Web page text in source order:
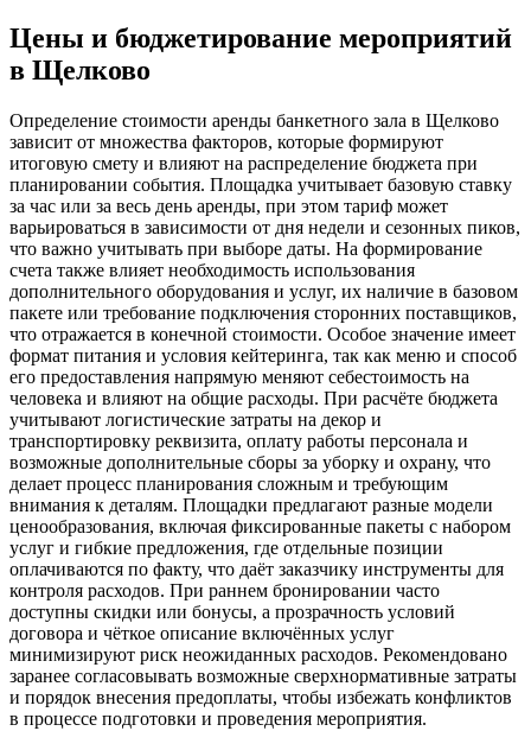
Цены и бюджетирование мероприятий
в Щелково
Определение стоимости аренды банкетного зала в Щелково
зависит от множества факторов, которые формируют
итоговую смету и влияют на распределение бюджета при
планировании события. Площадка учитывает базовую ставку
за час или за весь день аренды, при этом тариф может
варьироваться в зависимости от дня недели и сезонных пиков,
что важно учитывать при выборе даты. На формирование
счета также влияет необходимость использования
дополнительного оборудования и услуг, их наличие в базовом
пакете или требование подключения сторонних поставщиков,
что отражается в конечной стоимости. Особое значение имеет
формат питания и условия кейтеринга, так как меню и способ
его предоставления напрямую меняют себестоимость на
человека и влияют на общие расходы. При расчёте бюджета
учитывают логистические затраты на декор и
транспортировку реквизита, оплату работы персонала и
возможные дополнительные сборы за уборку и охрану, что
делает процесс планирования сложным и требующим
внимания к деталям. Площадки предлагают разные модели
ценообразования, включая фиксированные пакеты с набором
услуг и гибкие предложения, где отдельные позиции
оплачиваются по факту, что даёт заказчику инструменты для
контроля расходов. При раннем бронировании часто
доступны скидки или бонусы, а прозрачность условий
договора и чёткое описание включённых услуг
минимизируют риск неожиданных расходов. Рекомендовано
заранее согласовывать возможные сверхнормативные затраты
и порядок внесения предоплаты, чтобы избежать конфликтов
в процессе подготовки и проведения мероприятия.